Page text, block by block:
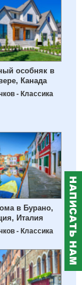
особняк в
Канада
- Классика
в Бурано,
Италия
- Классика